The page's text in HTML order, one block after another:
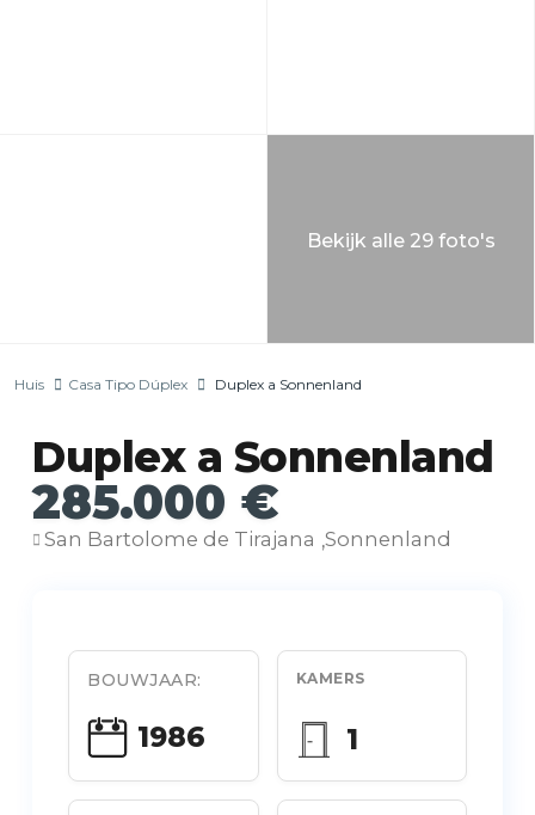
Bekijk alle 29 foto's
Huis Casa Tipo Dúplex Duplex a Sonnenland
Duplex a Sonnenland
285.000 €
San Bartolome de Tirajana ,Sonnenland
BOUWJAAR:
1986
KAMERS
1